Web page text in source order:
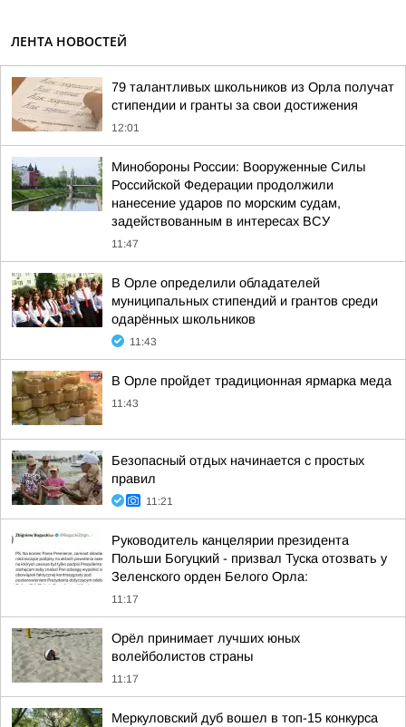
ЛЕНТА НОВОСТЕЙ
79 талантливых школьников из Орла получат
стипендии и гранты за свои достижения
12:01
Минобороны России: Вооруженные Силы
Российской Федерации продолжили
нанесение ударов по морским судам,
задействованным в интересах ВСУ
11:47
В Орле определили обладателей
муниципальных стипендий и грантов среди
одарённых школьников
11:43
В Орле пройдет традиционная ярмарка меда
11:43
Безопасный отдых начинается с простых
правил
11:21
Руководитель канцелярии президента
Польши Богуцкий - призвал Туска отозвать у
Зеленского орден Белого Орла:
11:17
Орёл принимает лучших юных
волейболистов страны
11:17
Меркуловский дуб вошел в топ-15 конкурса